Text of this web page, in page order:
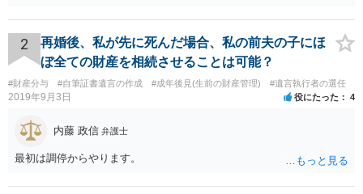
2
再婚後、私が先に死んだ場合、私の前夫の子にほ
ぼ全ての財産を相続させることは可能？
#財産分与 #自筆証書遺言の作成 #成年後見(生前の財産管理) #遺言執行者の選任
2019年9月3日 役にたった 4
内藤 政信 弁護士
最初は調停からやります。